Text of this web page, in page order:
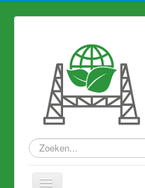
Zoeken...